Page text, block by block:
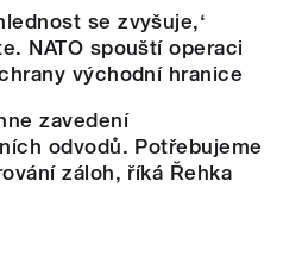
se zvyšuje,‘
NATO spouští operaci
východní hranice
zavedení
odvodů. Potřebujeme
záloh, říká Řehka